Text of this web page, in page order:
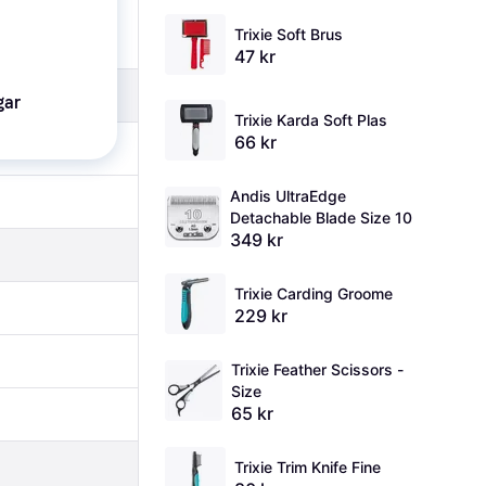
Trixie Soft Brus
47 kr
Trixie Karda Soft Plas
66 kr
Andis UltraEdge
Detachable Blade Size 10
349 kr
Trixie Carding Groome
229 kr
Trixie Feather Scissors -
Size
65 kr
Trixie Trim Knife Fine